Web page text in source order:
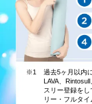
※1
過去5ヶ月以内
LAVA、
スリー登録を
リー・フルタ